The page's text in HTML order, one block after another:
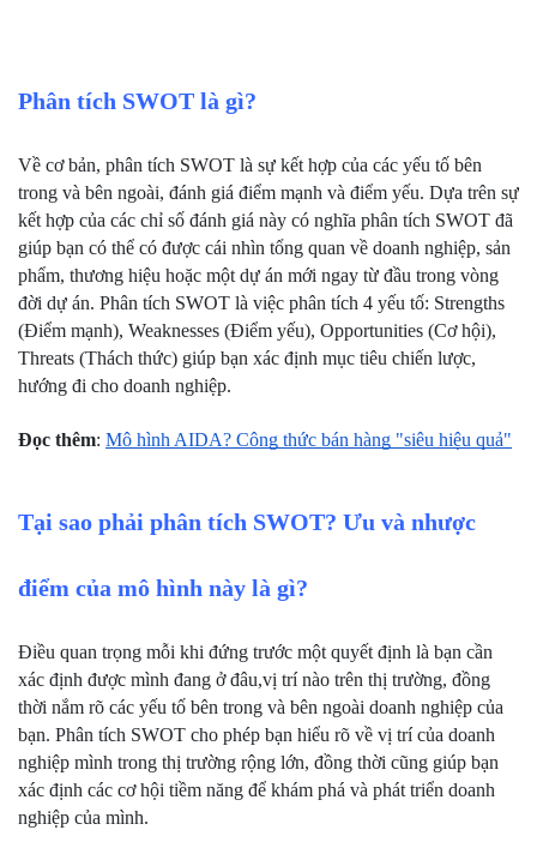
Phân tích SWOT là gì?
Về cơ bản, phân tích SWOT là sự kết hợp của các yếu tố bên
trong và bên ngoài, đánh giá điểm mạnh và điểm yếu. Dựa trên sự
kết hợp của các chỉ số đánh giá này có nghĩa phân tích SWOT đã
giúp bạn có thể có được cái nhìn tổng quan về doanh nghiệp, sản
phẩm, thương hiệu hoặc một dự án mới ngay từ đầu trong vòng
đời dự án. Phân tích SWOT là việc phân tích 4 yếu tố: Strengths
(Điểm mạnh), Weaknesses (Điểm yếu), Opportunities (Cơ hội),
Threats (Thách thức) giúp bạn xác định mục tiêu chiến lược,
hướng đi cho doanh nghiệp.
Đọc thêm: Mô hình AIDA? Công thức bán hàng "siêu hiệu quả"
Tại sao phải phân tích SWOT? Ưu và nhược
điểm của mô hình này là gì?
Điều quan trọng mỗi khi đứng trước một quyết định là bạn cần
xác định được mình đang ở đâu,vị trí nào trên thị trường, đồng
thời nắm rõ các yếu tố bên trong và bên ngoài doanh nghiệp của
bạn. Phân tích SWOT cho phép bạn hiểu rõ về vị trí của doanh
nghiệp mình trong thị trường rộng lớn, đồng thời cũng giúp bạn
xác định các cơ hội tiềm năng để khám phá và phát triển doanh
nghiệp của mình.